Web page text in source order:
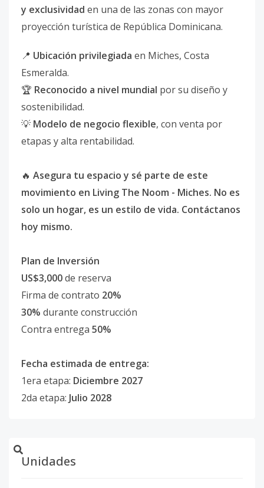
y exclusividad en una de las zonas con mayor
proyección turística de República Dominicana.
📍 Ubicación privilegiada en Miches, Costa
Esmeralda.
🏆 Reconocido a nivel mundial por su diseño y
sostenibilidad.
💡 Modelo de negocio flexible, con venta por
etapas y alta rentabilidad.
🔥 Asegura tu espacio y sé parte de este
movimiento en Living The Noom - Miches. No es
solo un hogar, es un estilo de vida. Contáctanos
hoy mismo.
Plan de Inversión
US$3,000de reserva
Firma de contrato 20%
30% durante construcción
Contra entrega 50%
Fecha estimada de entrega:
1era etapa: Diciembre 2027
2da etapa: Julio 2028
Unidades